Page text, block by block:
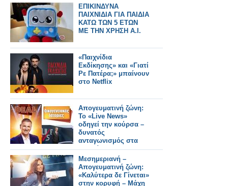
ΕΠΙΚΙΝΔΥΝΑ
ΠΑΙΧΝΙΔΙΑ ΓΙΑ ΠΑΙΔΙΑ
ΚΑΤΩ ΤΩΝ 5 ΕΤΩΝ
ΜΕ ΤΗΝ ΧΡΗΣΗ Α.Ι.
«Παιχνίδια
Εκδίκησης» και «Γιατί
Ρε Πατέρα;» μπαίνουν
στο Netflix
Απογευματινή ζώνη:
Το «Live News»
οδηγεί την κούρσα –
δυνατός
ανταγωνισμός στα
παιχνίδια
Μεσημεριανή –
Απογευματινή ζώνη:
«Καλύτερα δε Γίνεται»
στην κορυφή – Μάχη